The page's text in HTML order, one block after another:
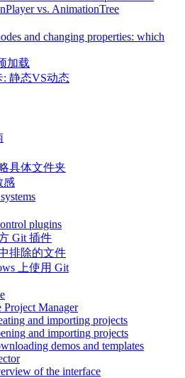
vs. AnimationTree
and changing properties: which
加载
: 静态VS动态
具体文件夹
感
plugins
Git 插件
排除的文件
上使用 Git
Project Manager
and importing projects
and importing projects
demos and templates
of the interface